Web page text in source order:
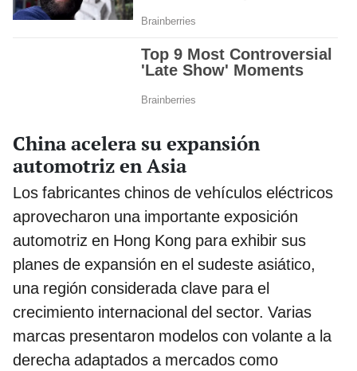
China acelera su expansión
automotriz en Asia
Los fabricantes chinos de vehículos eléctricos
aprovecharon una importante exposición
automotriz en Hong Kong para exhibir sus
planes de expansión en el sudeste asiático,
una región considerada clave para el
crecimiento internacional del sector. Varias
marcas presentaron modelos con volante a la
derecha adaptados a mercados como